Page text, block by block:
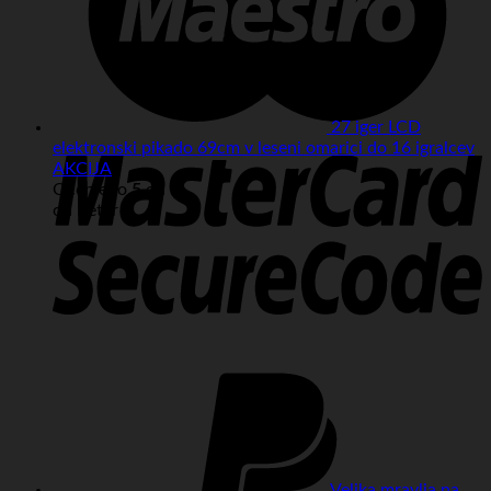
2
27 iger LCD
elektronski pikado 69cm v leseni omarici do 16 igralcev
AKCIJA
Ocenjeno5od 5
od Peter